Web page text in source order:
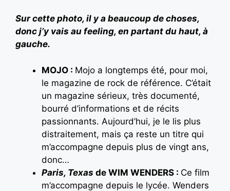
Sur cette photo, il y a beaucoup de choses,
donc j’y vais au feeling, en partant du haut, à
gauche.
MOJO : Mojo a longtemps été, pour moi,
le magazine de rock de référence. C’était
un magazine sérieux, très documenté,
bourré d’informations et de récits
passionnants. Aujourd’hui, je le lis plus
distraitement, mais ça reste un titre qui
m’accompagne depuis plus de vingt ans,
donc…
Paris, Texas de WIM WENDERS : Ce film
m’accompagne depuis le lycée. Wenders